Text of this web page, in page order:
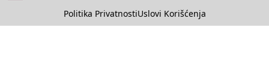
Politika PrivatnostiUslovi Korišćenja